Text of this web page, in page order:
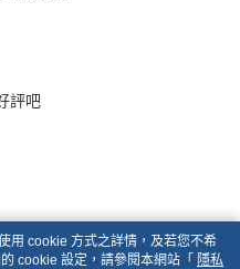
評吧
用 cookie 方式之詳情，及若您不希
cookie 設定，請參閱本網站「 隱私